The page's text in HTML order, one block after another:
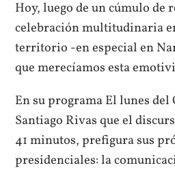
Hoy, luego de un cúmulo de
celebración multitudinaria
territorio -en especial en
que merecíamos esta
En su programa El lunes
Santiago Rivas que el
41 minutos, prefigura sus
presidenciales: la